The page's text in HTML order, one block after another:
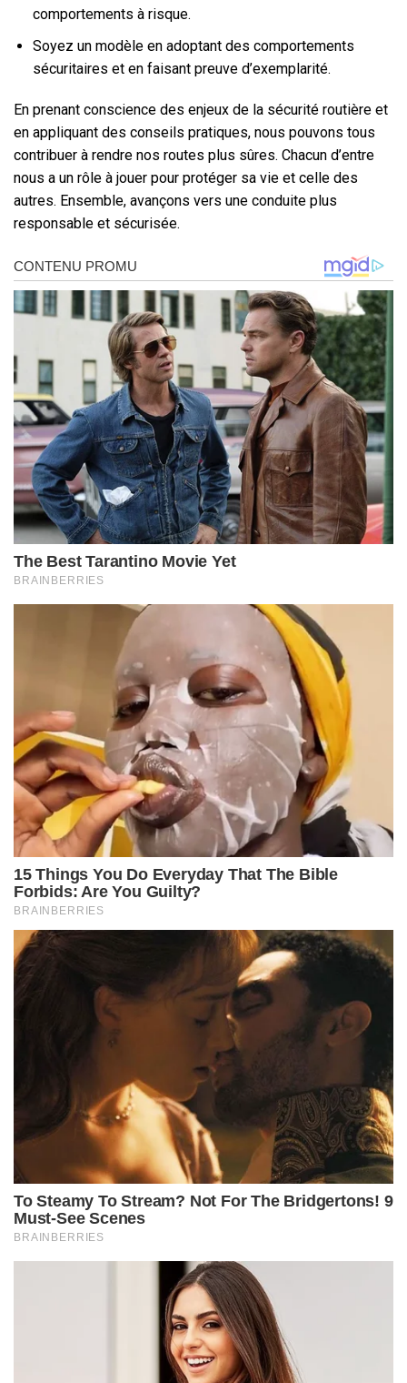
comportements à risque.
Soyez un modèle en adoptant des comportements
sécuritaires et en faisant preuve d’exemplarité.
En prenant conscience des enjeux de la sécurité routière et
en appliquant des conseils pratiques, nous pouvons tous
contribuer à rendre nos routes plus sûres. Chacun d’entre
nous a un rôle à jouer pour protéger sa vie et celle des
autres. Ensemble, avançons vers une conduite plus
responsable et sécurisée.